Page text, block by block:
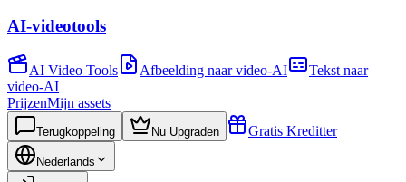
AI-videotools
AI Video Tools Afbeelding naar video-AI
Tekst naar
video-AI
PrijzenMijn assets
Terugkoppeling Nu Upgraden Gratis Kreditter
Nederlands